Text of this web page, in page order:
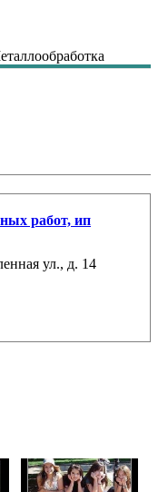
работ, ип
ул., д. 14